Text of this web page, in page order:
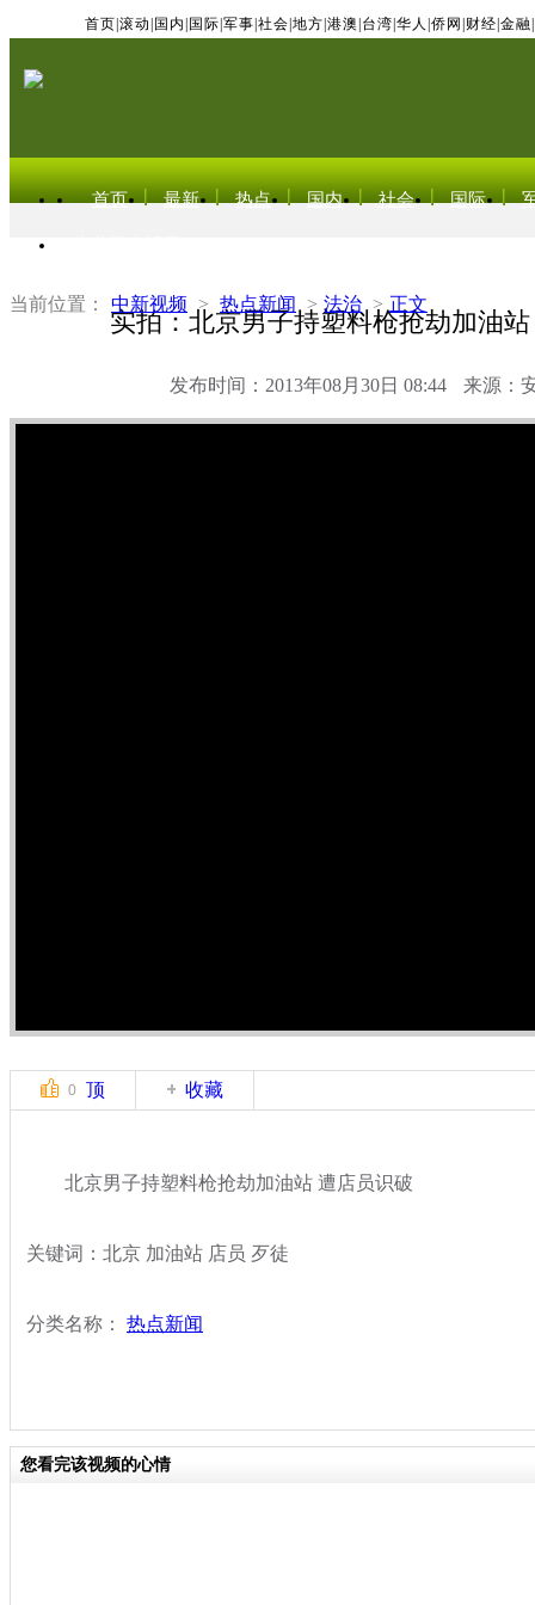
首页 滚动 国内 国际 军事 社会 地方 港澳 台湾 华人 侨网 财经 金融
首页 最新 热点 国内 社会 国际
当前位置： 中新视频 > 热点新闻 > 法治 > 正文
实拍：北京男子持塑料枪抢劫加油
发布时间：2013年08月30日 08:44 来源：
0 顶 收藏
北京男子持塑料枪抢劫加油站 遭店员识破
关键词：北京 加油站 店员 歹徒
分类名称： 热点新闻
您看完该视频的心情